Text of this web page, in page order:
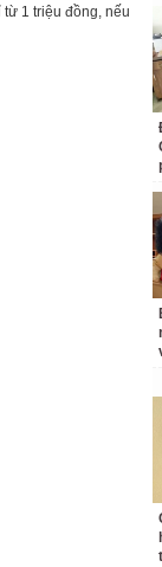
1 triệu đồng, nếu